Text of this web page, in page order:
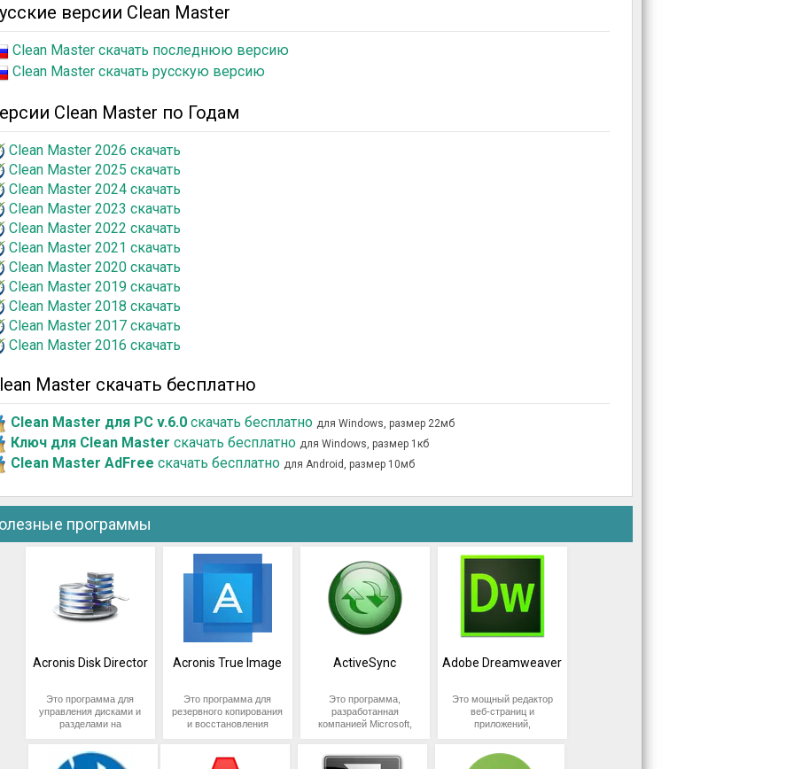
версии Clean Master
Clean Master скачать последнюю версию
Clean Master скачать русскую версию
Clean Master по Годам
Clean Master 2026 скачать
Clean Master 2025 скачать
Clean Master 2024 скачать
Clean Master 2023 скачать
Clean Master 2022 скачать
Clean Master 2021 скачать
Clean Master 2020 скачать
Clean Master 2019 скачать
Clean Master 2018 скачать
Clean Master 2017 скачать
Clean Master 2016 скачать
Master скачать бесплатно
Clean Master для PC v.6.0 скачать бесплатно для Windows, размер 22мб
Ключ для Clean Master скачать бесплатно для Windows, размер 1кб
Clean Master AdFree скачать бесплатно для Android, размер 10мб
программы
Acronis Disk Director
Это программа для
управления дисками и
разделами на
компанией Acronis. Она
Acronis True Image
Это программа для
резервного копирования
и восстановления
позволяет
ActiveSync
Это программа,
разработанная
компанией Microsoft,
данные между
Adobe Dreamweaver
Это мощный редактор
веб-страниц и
приложений,
Systems. Он